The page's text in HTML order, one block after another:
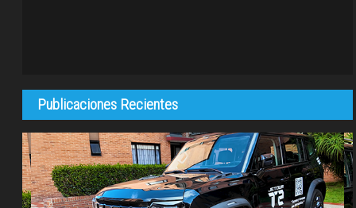
Publicaciones Recientes